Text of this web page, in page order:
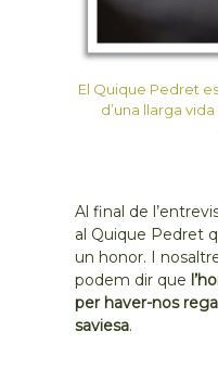
El Quique Pedret
d’una llarga
Al final de
al Quique Pedret
un honor. I
podem dir que
per haver-nos
saviesa.